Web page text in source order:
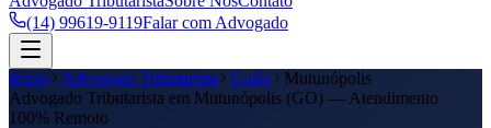
(14) 99619-9119Falar com Advogado
Início Advogado Tributarista Goiás
Mutunópolis
Advogado Tributarista em Mutunópolis (GO) — Atendimento
100% Remoto